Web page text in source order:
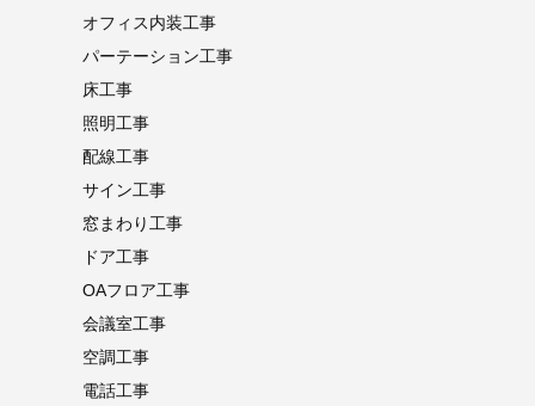
オフィス内装工事
パーテーション工事
床工事
照明工事
配線工事
サイン工事
窓まわり工事
ドア工事
OAフロア工事
会議室工事
空調工事
電話工事